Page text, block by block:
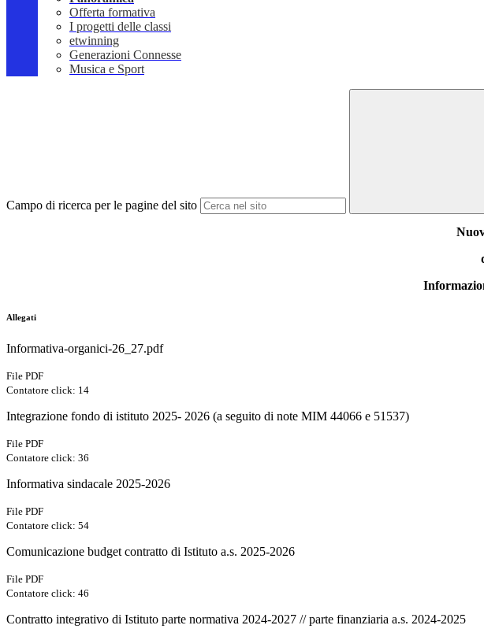
Offerta formativa
I progetti delle classi
etwinning
Generazioni Connesse
Musica e Sport
Campo di ricerca per le pagine del sito
Allegati
Informativa-organici-26_27.pdf
File PDF
Contatore click: 14
Integrazione fondo di istituto 2025- 2026 (a seguito di note MIM 44066 e 51537)
File PDF
Contatore click: 36
Informativa sindacale 2025-2026
File PDF
Contatore click: 54
Comunicazione budget contratto di Istituto a.s. 2025-2026
File PDF
Contatore click: 46
Contratto integrativo di Istituto parte normativa 2024-2027 // parte finanziaria a.s. 2024-2025